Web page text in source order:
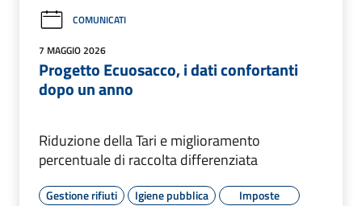
COMUNICATI
7 MAGGIO 2026
Progetto Ecuosacco, i dati confortanti
dopo un anno
Riduzione della Tari e miglioramento
percentuale di raccolta differenziata
Gestione rifiuti Igiene pubblica Imposte